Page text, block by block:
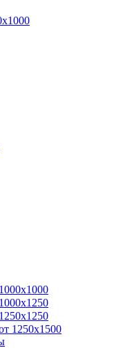
1250х1500